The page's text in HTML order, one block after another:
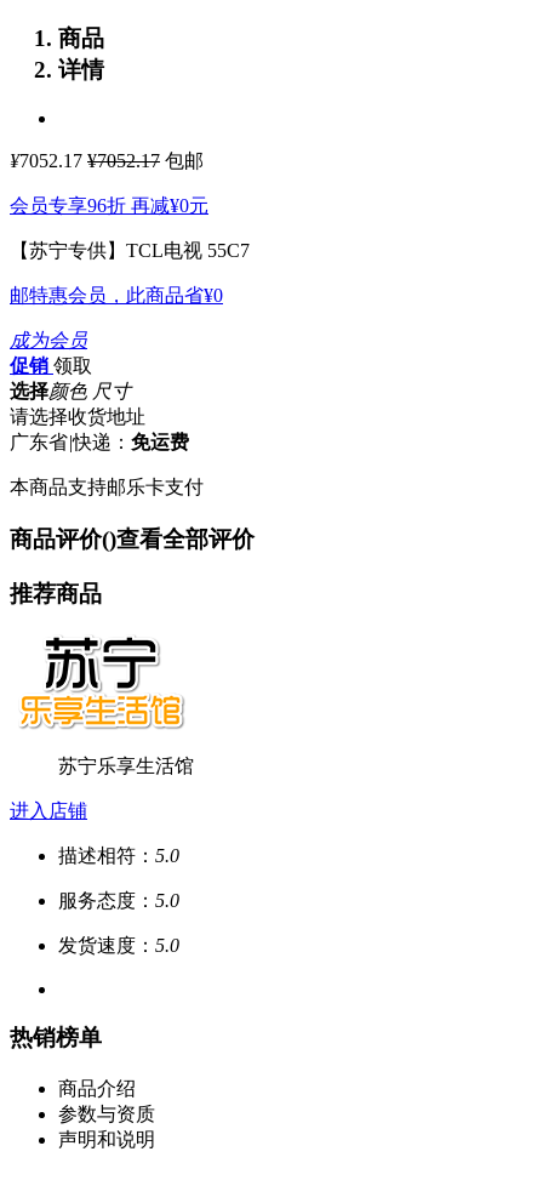
商品
详情
¥7052.17 ¥7052.17 包邮
会员专享96折 再减¥0元
【苏宁专供】TCL电视 55C7
邮特惠会员，此商品省¥0
成为会员
促销 领取
选择颜色 尺寸
请选择收货地址
广东省|快递： 免运费
本商品支持邮乐卡支付
商品评价()查看全部评价
推荐商品
苏宁乐享生活馆
进入店铺
描述相符： 5.0
服务态度： 5.0
发货速度： 5.0
热销榜单
商品介绍
参数与资质
声明和说明